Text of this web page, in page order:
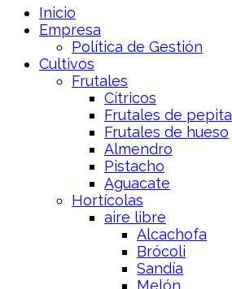
Inicio
Empresa
Política de Gestión
Cultivos
Frutales
Cítricos
Frutales de pepita
Frutales de hueso
Almendro
Pistacho
Aguacate
Hortícolas
aire libre
Alcachofa
Brócoli
Sandía
Melón